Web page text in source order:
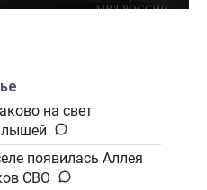
на свет
появилась Аллея
СВО